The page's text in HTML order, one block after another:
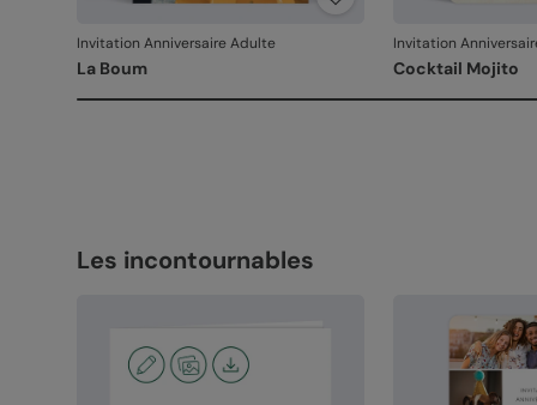
Invitation Anniversaire Adulte
La Boum
Invitation
Cocktail Mojito
Les incontournables